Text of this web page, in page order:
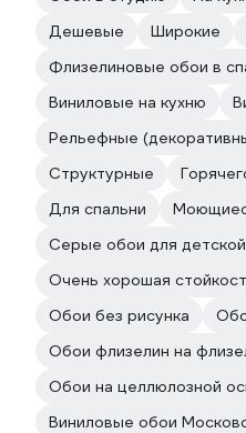
Дешевые
Широкие
Флизелиновые обои в
Виниловые на кухню
Рельефные
Структурные
Для спальни
Серые обои для
Очень хорошая
Обои без рисунка
Обои флизелин на
Обои на целлюлозной
Виниловые обои